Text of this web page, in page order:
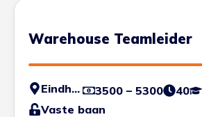
Warehouse Teamleider
Eindhoven 3500 – 5300 40
Vaste baan